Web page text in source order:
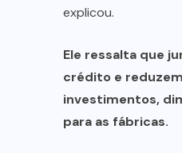
explicou.
Ele ressalta que
crédito e
investimentos,
para as fábricas.